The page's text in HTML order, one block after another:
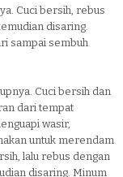
Cuci bersih, rebus
disaring.
sampai sembuh
Cuci bersih dan
dari tempat
wasir,
untuk merendam
lalu rebus dengan
disaring. Minum